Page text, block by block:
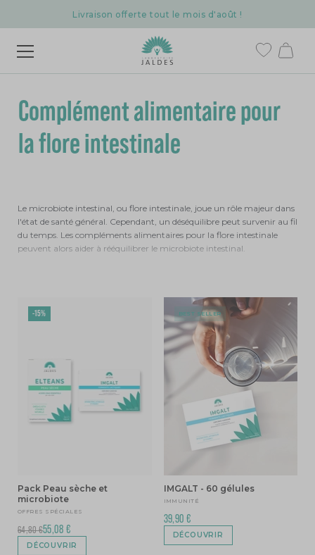
Livraison offerte tout le mois d'août !
Complément alimentaire pour
la flore intestinale
Le microbiote intestinal, ou flore intestinale, joue un rôle majeur dans
l'état de santé général. Cependant, un déséquilibre peut survenir au fil
du temps. Les compléments alimentaires pour la flore intestinale
peuvent alors aider à rééquilibrer le microbiote intestinal
Pack Peau sèche et
microbiote
OFFRES SPÉCIALES
64,80 €55,08 €
DÉCOUVRIR
-15%
IMGALT - 60 gélules
IMMUNITÉ
39,90 €
DÉCOUVRIR
BEST SELLER